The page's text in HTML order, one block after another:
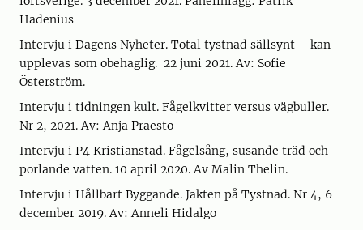
Hadenius
Intervju i Dagens Nyheter. Total tystnad sällsynt – kan
upplevas som obehaglig. 22 juni 2021. Av: Sofie
Österström.
Intervju i tidningen kult. Fågelkvitter versus vägbuller.
Nr 2, 2021. Av: Anja Praesto
Intervju i P4 Kristianstad. Fågelsång, susande träd och
porlande vatten. 10 april 2020. Av Malin Thelin.
Intervju i Hållbart Byggande. Jakten på Tystnad. Nr 4, 6
december 2019. Av: Anneli Hidalgo